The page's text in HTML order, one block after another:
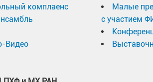
комплаенс
Видео
Малые
с участием